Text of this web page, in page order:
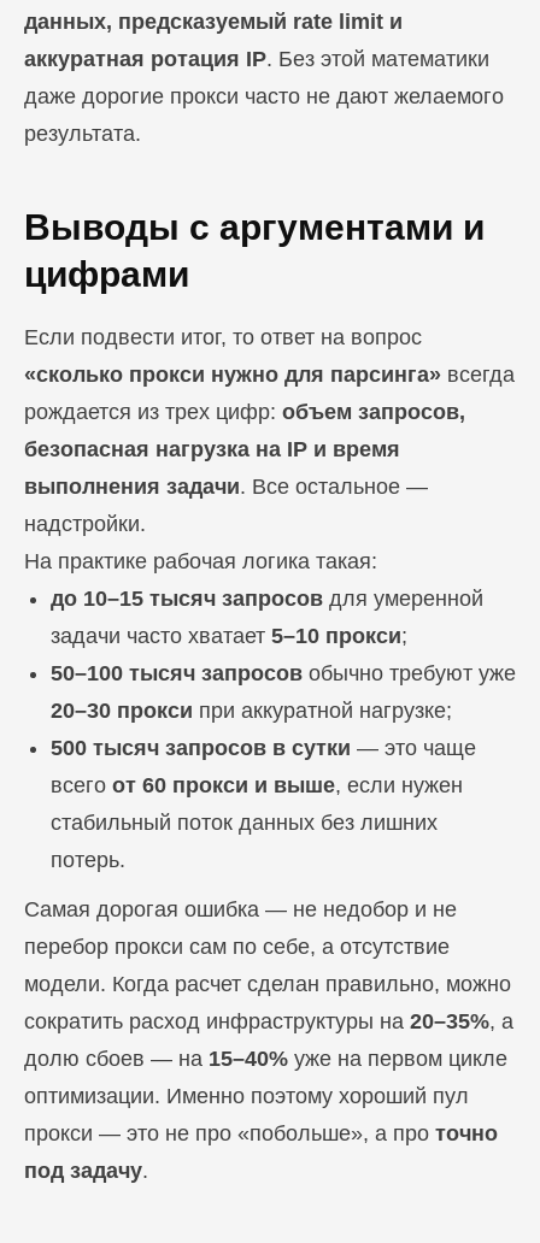
данных, предсказуемый rate limit и
аккуратная ротация IP. Без этой математики
даже дорогие прокси часто не дают желаемого
результата.
Выводы с аргументами и
цифрами
Если подвести итог, то ответ на вопрос
«сколько прокси нужно для парсинга» всегда
рождается из трех цифр: объем запросов,
безопасная нагрузка на IP и время
выполнения задачи. Все остальное —
надстройки.
На практике рабочая логика такая:
до 10–15 тысяч запросов для умеренной
задачи часто хватает 5–10 прокси;
50–100 тысяч запросов обычно требуют уже
20–30 прокси при аккуратной нагрузке;
500 тысяч запросов в сутки — это чаще
всего от 60 прокси и выше, если нужен
стабильный поток данных без лишних
потерь.
Самая дорогая ошибка — не недобор и не
перебор прокси сам по себе, а отсутствие
модели. Когда расчет сделан правильно, можно
сократить расход инфраструктуры на 20–35%, а
долю сбоев — на 15–40% уже на первом цикле
оптимизации. Именно поэтому хороший пул
прокси — это не про «побольше», а про точно
под задачу.